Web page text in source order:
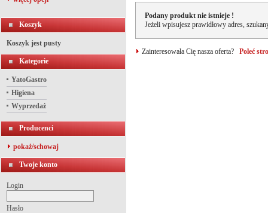
Koszyk
Koszyk jest pusty
Kategorie
YatoGastro
Higiena
Wyprzedaż
Producenci
pokaż/schowaj
Twoje konto
Login
Hasło
Podany produkt nie istnieje !
Jeżeli wpisujesz prawidłowy adres,
Zainteresowała Cię nasza oferta? Poleć